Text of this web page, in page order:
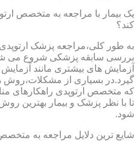
یک بیمار با مراجعه به متخصص
کند؟
به طور کلی،مراجعه پزشک
بررسی سابقه پزشکی شروع می
آزمایش های بیشتری مانند
گیرد.در بسیاری از مشکلات،روش
که متخصص ارتوپدی راهکارهای
تا با نظر پزشک و بیمار بهترین
شود.
شایع ترین دلایل مراجعه به متخصص